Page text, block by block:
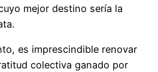
mejor destino sería la
es imprescindible renovar
colectiva ganado por